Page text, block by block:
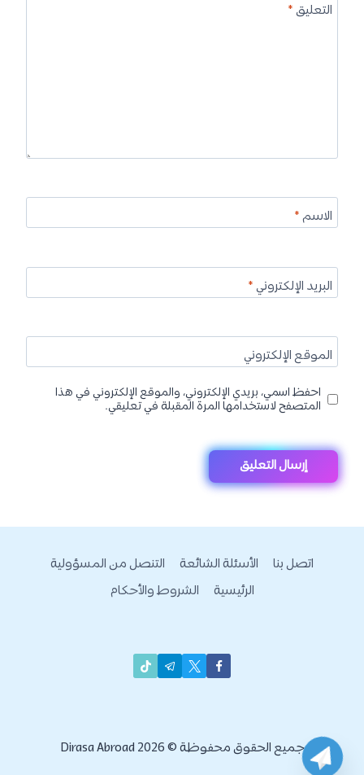
التعليق*
الاسم*
البريد الإلكتروني*
الموقع الإلكتروني
احفظ اسمي، بريدي الإلكتروني، والموقع الإلكتروني في هذا
المتصفح لاستخدامها المرة المقبلة في تعليقي.
اتصل بنا الأسئلة الشائعة
التنصل من المسؤولية
الرئيسية
الشروط والأحكام
جميع الحقوق محفوظة © 2026 Dirasa Abroad